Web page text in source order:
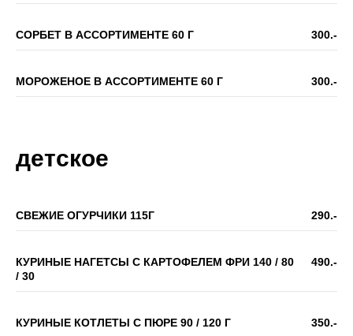
СОРБЕТ В АССОРТИМЕНТЕ 60 Г 300.-
МОРОЖЕНОЕ В АССОРТИМЕНТЕ 60 Г 300.-
детское
СВЕЖИЕ ОГУРЧИКИ 115Г 290.-
КУРИНЫЕ НАГЕТСЫ С КАРТОФЕЛЕМ ФРИ 140 / 80
/ 30
490.-
КУРИНЫЕ КОТЛЕТЫ С ПЮРЕ 90 / 120 Г 350.-